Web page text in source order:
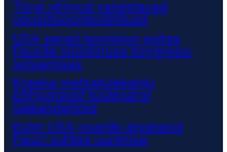
Türgi võimud vaigistavad
opositsioonipoliitikuid
USA senati komisjon esitas
Faucile süüdistuse kongressi
solvamises
Kreeka metsatulekahju
põhjustasid tuulepargi
ülekandeliinid
Kolm USA osariiki algatasid
Fauci suhtes uurimise